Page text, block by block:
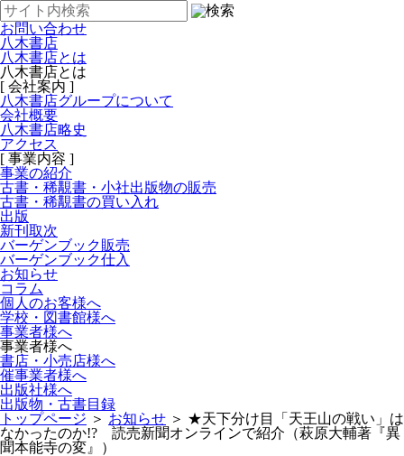
お問い合わせ
八木書店
八木書店とは
八木書店とは
[ 会社案内 ]
八木書店グループについて
会社概要
八木書店略史
アクセス
[ 事業内容 ]
事業の紹介
古書・稀覯書・小社出版物の販売
古書・稀覯書の買い入れ
出版
新刊取次
バーゲンブック販売
バーゲンブック仕入
お知らせ
コラム
個人のお客様へ
学校・図書館様へ
事業者様へ
事業者様へ
書店・小売店様へ
催事業者様へ
出版社様へ
出版物・古書目録
トップページ ＞ お知らせ ＞ ★天下分け目「天王山の戦い」は
なかったのか!? 読売新聞オンラインで紹介（萩原大輔著『異
聞本能寺の変』）